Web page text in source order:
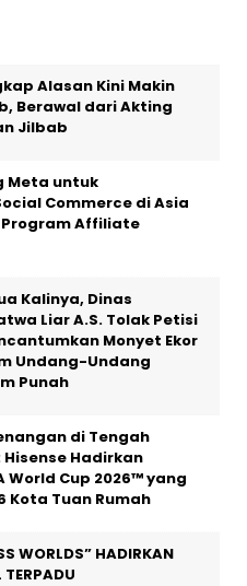
Alasan Kini Makin
Berawal dari Akting
Jilbab
Meta untuk
Commerce di Asia
Affiliate
Kalinya, Dinas
Liar A.S. Tolak Petisi
Monyet Ekor
Undang-Undang
Punah
di Tengah
Hadirkan
World Cup 2026™ yang
Kota Tuan Rumah
WORLDS” HADIRKAN